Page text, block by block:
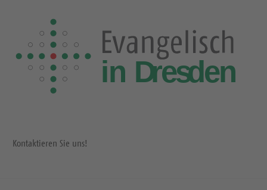
e
S
e
i
t
t
Kontaktieren Sie uns!